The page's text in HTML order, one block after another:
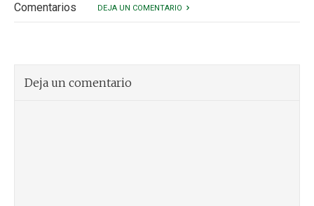
Comentarios DEJA UN COMENTARIO
Deja un comentario